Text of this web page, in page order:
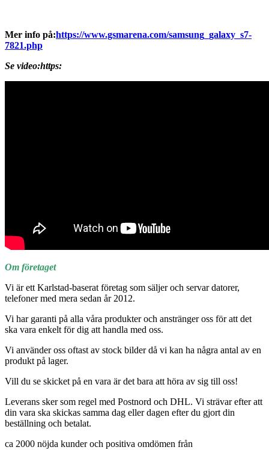
Mer info på:https://www.gsmarena.com/samsung_galaxy_s7-
7821.php
Se video:https:
Om företaget
Vi är ett Karlstad-baserat företag som säljer och servar datorer,
telefoner med mera sedan år 2012.
Vi har garanti på alla våra produkter och anstränger oss för att det
ska vara enkelt för dig att handla med oss.
Vi använder oss oftast av stock bilder då vi kan ha några antal av en
produkt på lager.
Vill du se skicket på en vara är det bara att höra av sig till oss!
Leverans sker som regel med Postnord och DHL. Vi strävar efter att
din vara ska skickas samma dag eller dagen efter du gjort din
beställning och betalat.
ca 2000 nöjda kunder och positiva omdömen från